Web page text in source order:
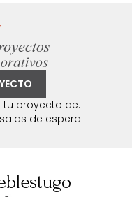
proyecto de:
de espera.